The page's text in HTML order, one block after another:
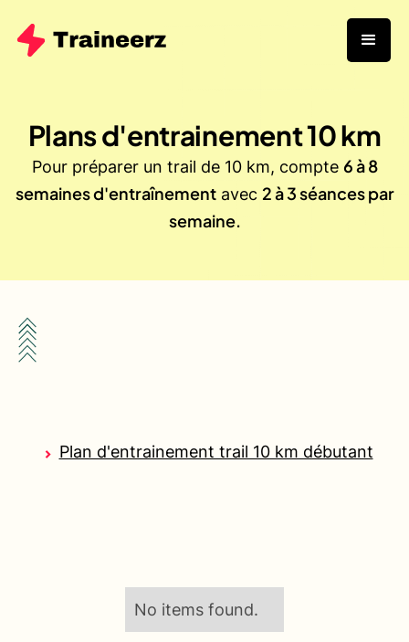
Plans d'entrainement10km
Pour préparer un trail de 10 km, compte 6 à 8
semaines d'entraînementavec 2 à 3 séances par
semaine.
Plan d'entrainement trail 10 km débutant
No items found.